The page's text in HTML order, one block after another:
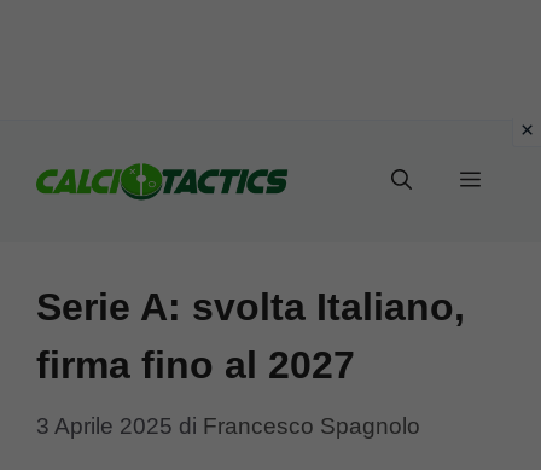
Menu
Serie A: svolta Italiano,
firma fino al 2027
3 Aprile 2025 di Francesco Spagnolo